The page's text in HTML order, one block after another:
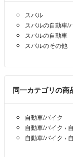
出をされましたが
とを伝え、当方の
たことで、悪い評
い評価をさせてい
「なかみち」さんは
当方が受取って中
れないとのコメント
出張で自宅に帰っ
れた翌日に受取っ
な方です。当方の
スバル
スバルの自動車/
スバルの自動車
スバルのその他
同一カテゴリの商
自動車/バイク
自動車/バイク ›
自動車/バイク ›